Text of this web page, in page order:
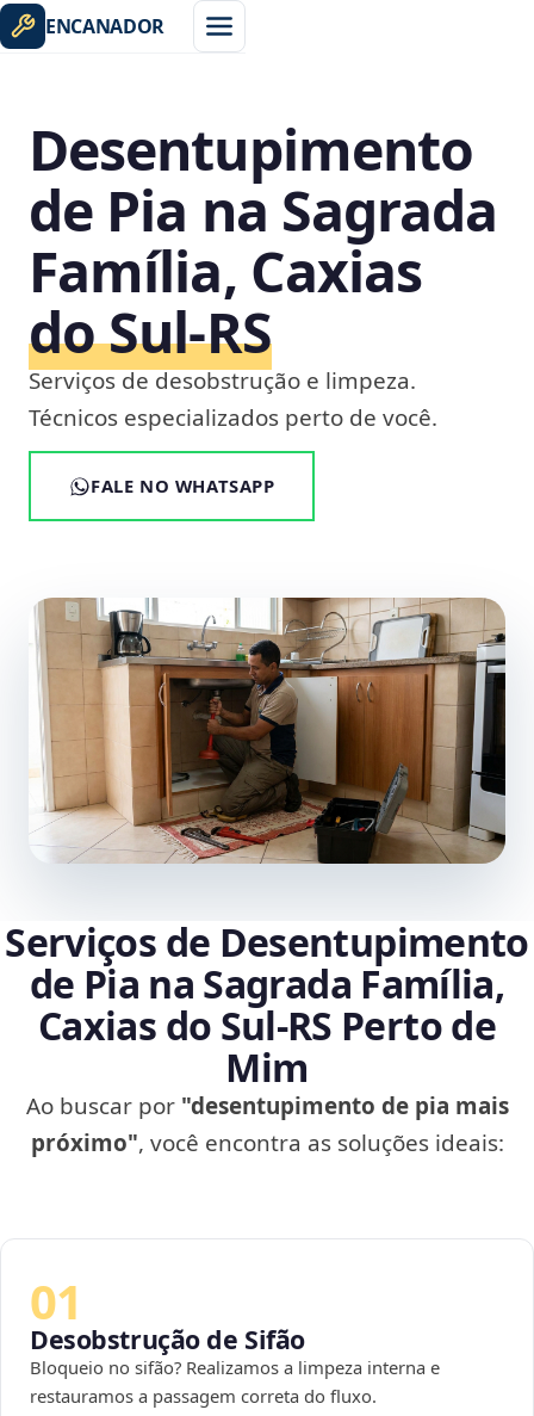
ENCANADOR
Desentupimento
de Pia na Sagrada
Família, Caxias
do Sul‑RS
Serviços de desobstrução e limpeza.
Técnicos especializados perto de você.
FALE NO WHATSAPP
Serviços de Desentupimento
de Pia na Sagrada Família,
Caxias do Sul‑RS Perto de
Mim
Ao buscar por "desentupimento de pia mais
próximo", você encontra as soluções ideais:
01
Desobstrução de Sifão
Bloqueio no sifão? Realizamos a limpeza interna e
restauramos a passagem correta do fluxo.